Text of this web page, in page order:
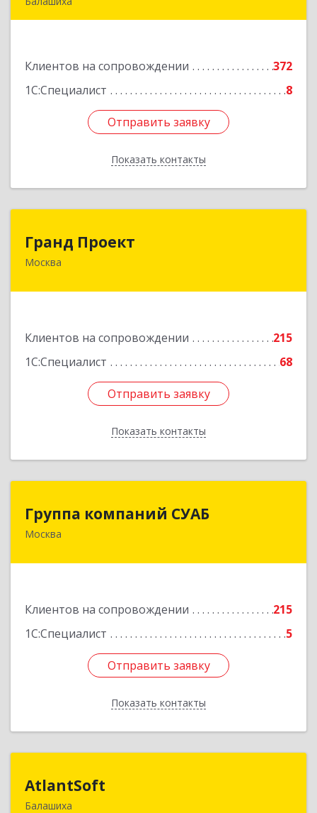
Клиентов на сопровождении
372
1С:Специалист
8
Отправить заявку
Показать контакты
Подробнее
Отправить заявку
Назад
Гранд Проект
Москва
Клиентов на сопровождении
215
1С:Специалист
68
Отправить заявку
Показать контакты
111033, Москва г, Золоторожский Вал ул, дом
Отправить заявку
Назад
Группа компаний СУАБ
Москва
Клиентов на сопровождении
215
1С:Специалист
5
Отправить заявку
Показать контакты
Группа компаний СУАБ
105082, Москва г, Почтовая Б. ул, дом 36, стр.9,
Отправить заявку
Назад
AtlantSoft
Балашиха
143900, Московская обл, Балашиха г, Звездная